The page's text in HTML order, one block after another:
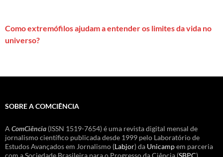
Como extremófilos ajudam a entender os limites da vida no
universo?
SOBRE A COMCIÊNCIA
A ComCiência (ISSN 1519-7654) é uma revista digital mensal de
jornalismo científico publicada desde 1999 pelo Laboratório de
Estudos Avançados em Jornalismo (Labjor) da Unicampem parceria
com a Sociedade Brasileira para o Progresso da Ciência (SBPC).